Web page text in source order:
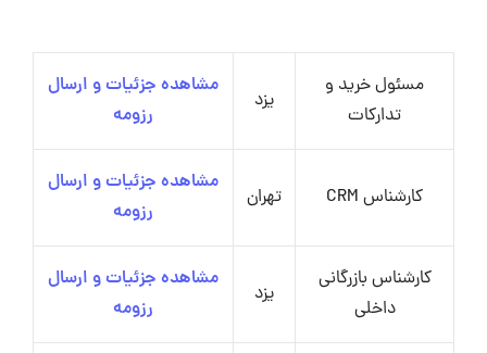
مسئول خرید و
تدارکات
یزد
مشاهده جزئیات و ارسال
رزومه
کارشناس CRM تهران
مشاهده جزئیات و ارسال
رزومه
کارشناس بازرگانی
داخلی
یزد
مشاهده جزئیات و ارسال
رزومه